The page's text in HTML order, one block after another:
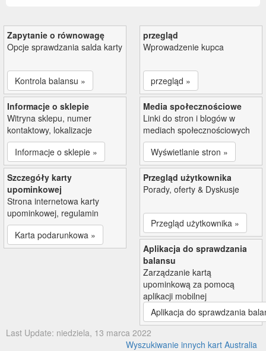
Zapytanie o równowagę
Opcje sprawdzania salda karty
Kontrola balansu »
przegląd
Wprowadzenie kupca
przegląd »
Informacje o sklepie
Witryna sklepu, numer
kontaktowy, lokalizacje
Informacje o sklepie »
Media społecznościowe
Linki do stron i blogów w
mediach społecznościowych
Wyświetlanie stron »
Szczegóły karty
upominkowej
Strona internetowa karty
upominkowej, regulamin
Karta podarunkowa »
Przegląd użytkownika
Porady, oferty & Dyskusje
Przegląd użytkownika »
Aplikacja do sprawdzania
balansu
Zarządzanie kartą
upominkową za pomocą
aplikacji mobilnej
Aplikacja do sprawdzania
Last Update: niedziela, 13 marca 2022
Wyszukiwanie innych kart Australia